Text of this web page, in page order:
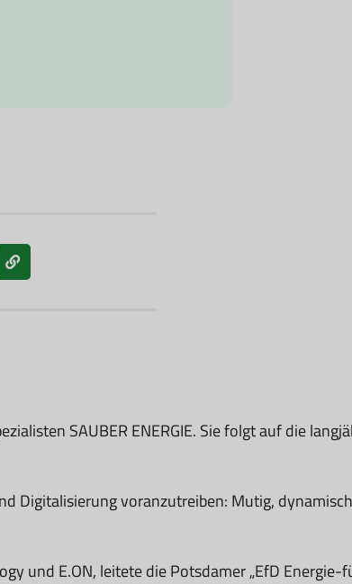
SAUBER ENERGIE. Sie folgt auf die
Digitalisierung voranzutreiben: Mutig,
und E.ON, leitete die Potsdamer „EfD Energie-